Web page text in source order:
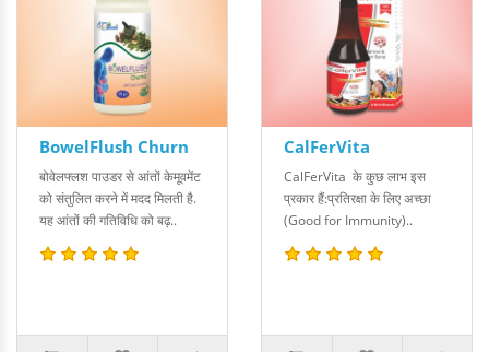
BowelFlush Churn
बोवेलफ्लश पाउडर से आंतों केमूवमेंट
को संतुलित करने में मदद मिलती है.
यह आंतों की गतिविधि को बढ़..
CalFerVita
CalFerVita के कुछ लाभ इस
प्रकार हैं:प्रतिरक्षा के लिए अच्छा
(Good for Immunity)..